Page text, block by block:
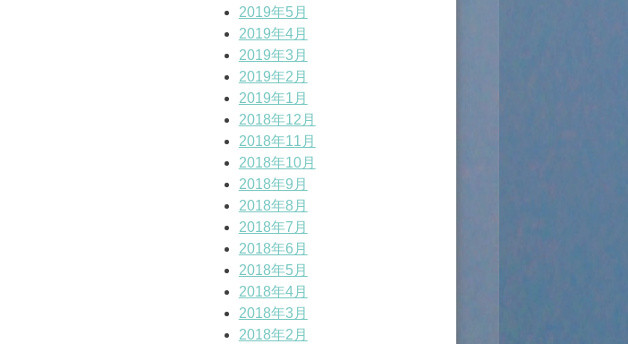
2019年5月
2019年4月
2019年3月
2019年2月
2019年1月
2018年12月
2018年11月
2018年10月
2018年9月
2018年8月
2018年7月
2018年6月
2018年5月
2018年4月
2018年3月
2018年2月